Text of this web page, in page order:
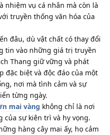
nhiệm vụ cá nhân mà còn là
truyền thống văn hóa của
đâu, dù vật chất có thay đổi
tin vào những giá trị truyền
Thang giữ vững và phát
đặc biệt và độc đáo của một
nơi mà tình cảm và sự
từng ngày.
mai vàng không chỉ là nơi
của sự kiên trì và hy vọng.
hàng cây mai ấy, họ cảm